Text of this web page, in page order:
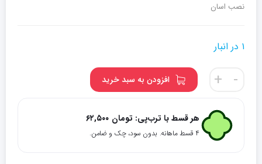
نصب اسان
۱ در انبار
-
قاب
گوشی
سامسونگ
مدل
+ افزودن به سبد خرید
هر قسط با ترب‌پی: ۶۲,۵۰۰ تومان
۴ قسط ماهانه. بدون سود، چک و ضامن.